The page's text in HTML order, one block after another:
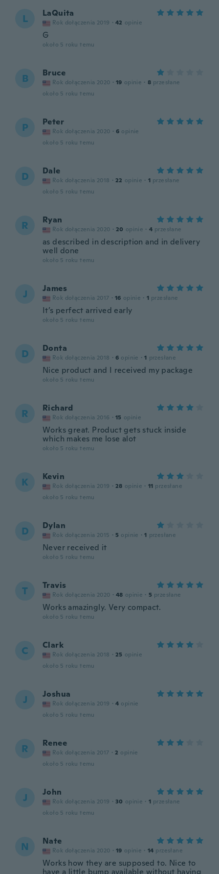
L LaQuita
Rok dołączenia 2019 · 42 opinie
G
około 5 roku temu
B Bruce
Rok dołączenia 2020 · 19 opinie · 8 przesłane
około 5 roku temu
P Peter
Rok dołączenia 2020 · 6 opinie
około 5 roku temu
D Dale
Rok dołączenia 2018 · 22 opinie · 1 przesłane
około 5 roku temu
R Ryan
Rok dołączenia 2020 · 20 opinie · 4 przesłane
as described in description and in delivery
well done
około 5 roku temu
J James
Rok dołączenia 2017 · 16 opinie · 1 przesłane
It’s perfect arrived early
około 5 roku temu
D Donta
Rok dołączenia 2018 · 6 opinie · 1 przesłane
Nice product and I received my package
około 5 roku temu
R Richard
Rok dołączenia 2016 · 15 opinie
Works great. Product gets stuck inside
which makes me lose alot
około 5 roku temu
K Kevin
Rok dołączenia 2019 · 28 opinie · 11 przesłane
około 5 roku temu
D Dylan
Rok dołączenia 2015 · 5 opinie · 1 przesłane
Never received it
około 5 roku temu
T Travis
Rok dołączenia 2020 · 48 opinie · 5 przesłane
Works amazingly. Very compact.
około 5 roku temu
C Clark
Rok dołączenia 2018 · 25 opinie
około 5 roku temu
J Joshua
Rok dołączenia 2019 · 4 opinie
około 5 roku temu
R Renee
Rok dołączenia 2017 · 2 opinie
około 5 roku temu
J John
Rok dołączenia 2019 · 30 opinie · 1 przesłane
około 5 roku temu
N Nate
Rok dołączenia 2020 · 19 opinie · 14 przesłane
Works how they are supposed to. Nice to
have a little bump available without having